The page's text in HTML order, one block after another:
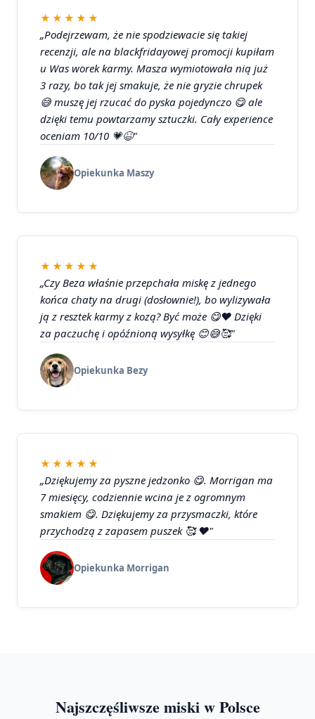
★★★★★
„Podejrzewam, że nie spodziewacie się takiej
recenzji, ale na blackfridayowej promocji kupiłam
u Was worek karmy. Masza wymiotowała nią już
3 razy, bo tak jej smakuje, że nie gryzie chrupek
😅 muszę jej rzucać do pyska pojedynczo 😋 ale
dzięki temu powtarzamy sztuczki. Cały experience
oceniam 10/10 💗😆"
Opiekunka Maszy
★★★★★
„Czy Beza właśnie przepchała miskę z jednego
końca chaty na drugi (dosłownie!), bo wylizywała
ją z resztek karmy z kozą? Być może 😋❤️ Dzięki
za paczuchę i opóźnioną wysyłkę 😊😅🥰"
Opiekunka Bezy
★★★★★
„Dziękujemy za pyszne jedzonko 😋. Morrigan ma
7 miesięcy, codziennie wcina je z ogromnym
smakiem 😋. Dziękujemy za przysmaczki, które
przychodzą z zapasem puszek 🥰 ❤️"
Opiekunka Morrigan
Najszczęśliwsze miski w Polsce